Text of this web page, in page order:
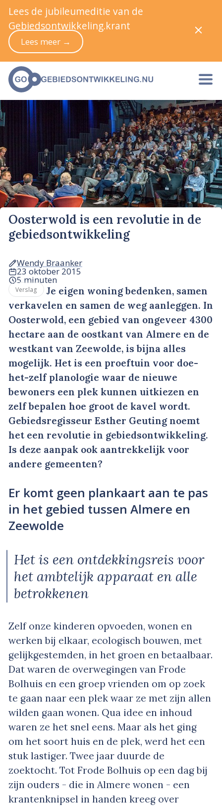
Oosterwold is een revolutie in de
gebiedsontwikkeling
Wendy Braanker
23 oktober 2015
5 minuten
Verslag
Je eigen woning bedenken, samen
verkavelen en samen de weg aanleggen. In
Oosterwold, een gebied van ongeveer 4300
hectare aan de oostkant van Almere en de
westkant van Zeewolde, is bijna alles
mogelijk. Het is een proeftuin voor doe-
het-zelf planologie waar de nieuwe
bewoners een plek kunnen uitkiezen en
zelf bepalen hoe groot de kavel wordt.
Gebiedsregisseur Esther Geuting noemt
het een revolutie in gebiedsontwikkeling.
Is deze aanpak ook aantrekkelijk voor
andere gemeenten?
Er komt geen plankaart aan te pas
in het gebied tussen Almere en
Zeewolde
Het is een ontdekkingsreis voor
het ambtelijk apparaat en alle
betrokkenen
Zelf onze kinderen opvoeden, wonen en
werken bij elkaar, ecologisch bouwen, met
gelijkgestemden, in het groen en betaalbaar.
Dat waren de overwegingen van Frode
Bolhuis en een groep vrienden om op zoek
te gaan naar een plek waar ze met zijn allen
wilden gaan wonen. Qua idee en inhoud
waren ze het snel eens. Maar als het ging
om het soort huis en de plek, werd het een
stuk lastiger. Twee jaar duurde de
zoektocht. Tot Frode Bolhuis op een dag bij
zijn ouders - die in Almere wonen - een
krantenknipsel in handen kreeg over
Lees de jubileumeditie van de
Gebiedsontwikkeling.krant
Lees meer →